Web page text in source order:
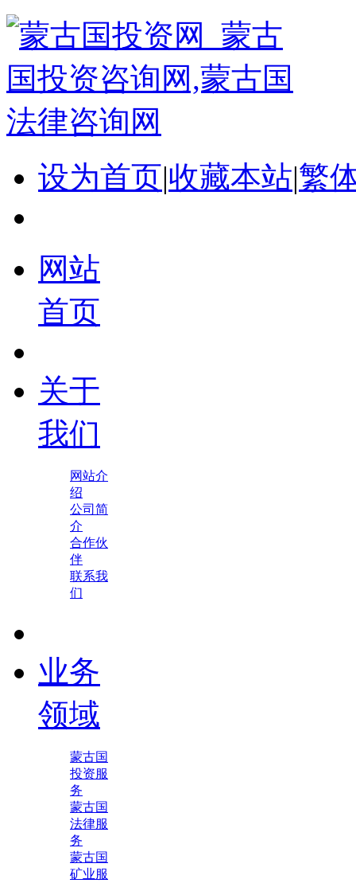
设为首页|收藏本站|繁
网站
首页
关于
我们
网站介
绍
公司简
介
合作伙
伴
联系我
们
业务
领域
蒙古国
投资服
务
蒙古国
法律服
务
蒙古国
矿业服